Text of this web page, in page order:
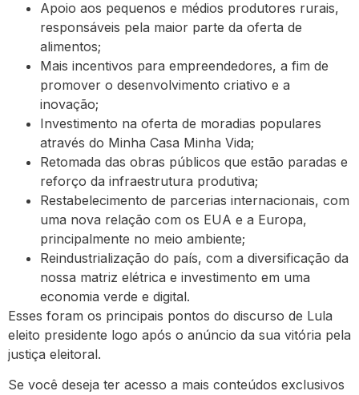
Apoio aos pequenos e médios produtores rurais,
responsáveis pela maior parte da oferta de
alimentos;
Mais incentivos para empreendedores, a fim de
promover o desenvolvimento criativo e a
inovação;
Investimento na oferta de moradias populares
através do Minha Casa Minha Vida;
Retomada das obras públicos que estão paradas e
reforço da infraestrutura produtiva;
Restabelecimento de parcerias internacionais, com
uma nova relação com os EUA e a Europa,
principalmente no meio ambiente;
Reindustrialização do país, com a diversificação da
nossa matriz elétrica e investimento em uma
economia verde e digital.
Esses foram os principais pontos do discurso de Lula
eleito presidente logo após o anúncio da sua vitória pela
justiça eleitoral.
Se você deseja ter acesso a mais conteúdos exclusivos